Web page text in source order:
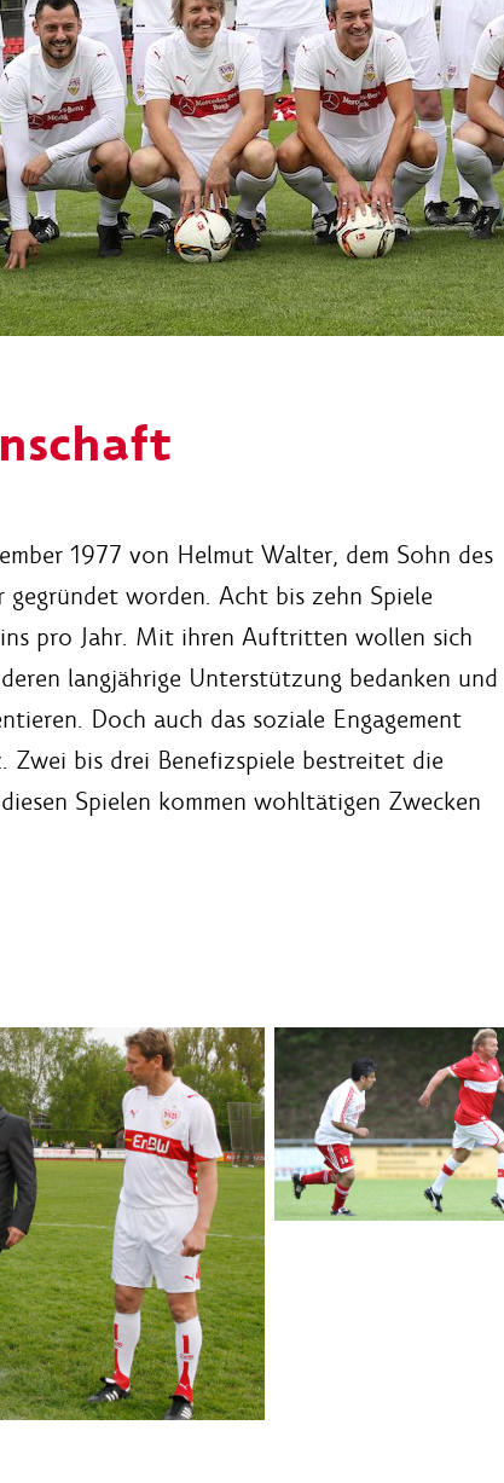
1977 von Helmut Walter, dem Sohn des
worden. Acht bis zehn Spiele
pro Jahr. Mit ihren Auftritten wollen sich
langjährige Unterstützung bedanken und
Doch auch das soziale Engagement
bis drei Benefizspiele bestreitet die
Spielen kommen wohltätigen Zwecken